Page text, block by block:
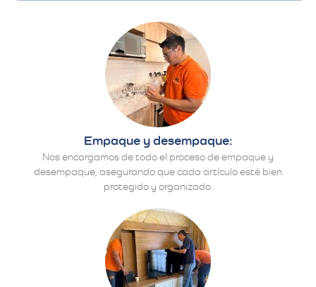
Empaque y desempaque:
Nos encargamos de todo el proceso de empaque y
desempaque, asegurando que cada artículo esté bien
protegido y organizado.